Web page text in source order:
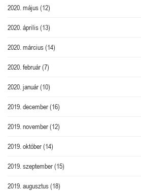
2020. május(12)
2020. április(13)
2020. március(14)
2020. február(7)
2020. január(10)
2019. december(16)
2019. november(12)
2019. október(14)
2019. szeptember(15)
2019. augusztus(18)